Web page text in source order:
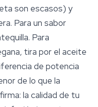
son escasos) y
Para un sabor
Para
tira por el aceite
de potencia
de lo que la
la calidad de tu